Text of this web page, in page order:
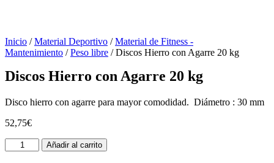
Inicio /Material Deportivo /Material de Fitness -
Mantenimiento /Peso libre / Discos Hierro con Agarre 20 kg
Discos Hierro con Agarre 20 kg
Disco hierro con agarre para mayor comodidad. Diámetro : 30 mm
52,75€
Discos
Hierro
Añadir al carrito